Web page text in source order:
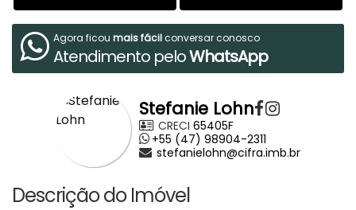
Agora ficou mais fácilconversar conosco
Atendimento peloWhatsApp
Stefanie Lohn
CRECI 65405F
+55 (47) 98904-2311
stefanielohn@cifra.imb.br
Descrição do Imóvel